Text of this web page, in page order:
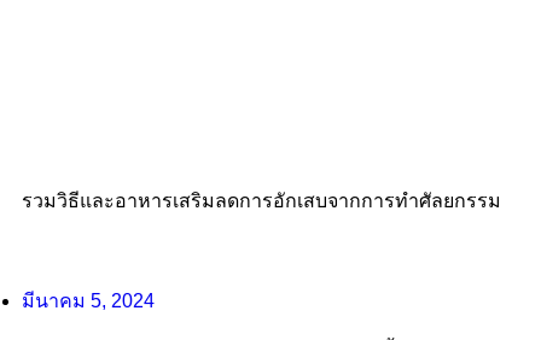
รวมวิธีและอาหารเสริมลดการอักเสบจากการทำศัลยกรรม
มีนาคม 5, 2024